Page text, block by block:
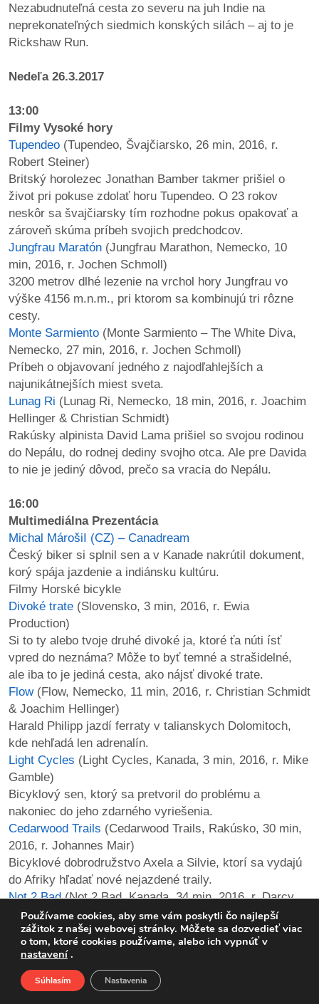
Nezabudnuteľná cesta zo severu na juh Indie na
neprekonateľných siedmich konských silách – aj to je
Rickshaw Run.
Nedeľa 26.3.2017
13:00
Filmy Vysoké hory
Tupendeo (Tupendeo, Švajčiarsko, 26 min, 2016, r.
Robert Steiner)
Britský horolezec Jonathan Bamber takmer prišiel o
život pri pokuse zdolať horu Tupendeo. O 23 rokov
neskôr sa švajčiarsky tím rozhodne pokus opakovať a
zároveň skúma príbeh svojich predchodcov.
Jungfrau Maratón (Jungfrau Marathon, Nemecko, 10
min, 2016, r. Jochen Schmoll)
3200 metrov dlhé lezenie na vrchol hory Jungfrau vo
výške 4156 m.n.m., pri ktorom sa kombinujú tri rôzne
cesty.
Monte Sarmiento (Monte Sarmiento – The White Diva,
Nemecko, 27 min, 2016, r. Jochen Schmoll)
Príbeh o objavovaní jedného z najodľahlejších a
najunikátnejších miest sveta.
Lunag Ri (Lunag Ri, Nemecko, 18 min, 2016, r. Joachim
Hellinger & Christian Schmidt)
Rakúsky alpinista David Lama prišiel so svojou rodinou
do Nepálu, do rodnej dediny svojho otca. Ale pre Davida
to nie je jediný dôvod, prečo sa vracia do Nepálu.
16:00
Multimediálna Prezentácia
Michal MárošiI (CZ) – Canadream
Český biker si splnil sen a v Kanade nakrútil dokument,
korý spája jazdenie a indiánsku kultúru.
Filmy Horské bicykle
Divoké trate (Slovensko, 3 min, 2016, r. Ewia
Production)
Si to ty alebo tvoje druhé divoké ja, ktoré ťa núti ísť
vpred do neznáma? Môže to byť temné a strašidelné,
ale iba to je jediná cesta, ako nájsť divoké trate.
Flow(Flow, Nemecko, 11 min, 2016, r. Christian Schmidt
& Joachim Hellinger)
Harald Philipp jazdí ferraty v talianskych Dolomitoch,
kde nehľadá len adrenalín.
Light Cycles (Light Cycles, Kanada, 3 min, 2016, r. Mike
Gamble)
Bicyklový sen, ktorý sa pretvoril do problému a
nakoniec do jeho zdarného vyriešenia.
Cedarwood Trails (Cedarwood Trails, Rakúsko, 30 min,
2016, r. Johannes Mair)
Bicyklové dobrodružstvo Axela a Silvie, ktorí sa vydajú
do Afriky hľadať nové nejazdené traily.
Not 2 Bad(Not 2 Bad, Kanada, 34 min, 2016, r. Darcy
Wittenburg)
Anthill Films & the Trek C3 Project spojili sily, aby
priniesli opäť niečo nové – tentoraz sú to neuveriteľné
Lovci dúhy(Chasing Rainbows, Kanada, 5 min, 2017, r.
Domov O nás
Používame cookies, aby sme vám poskytli čo najlepší
zážitok z našej webovej stránky. Môžete sa dozvedieť viac
o tom, ktoré cookies používame, alebo ich vypnúť v
nastavení .
Súhlasím Nastavenia